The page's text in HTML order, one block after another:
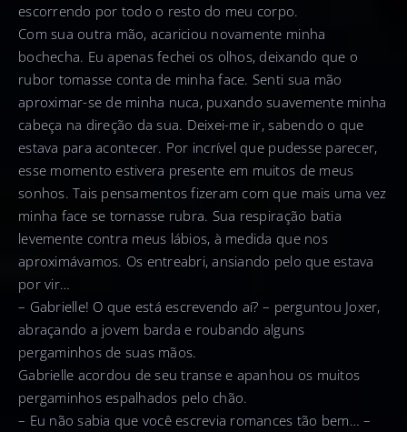
escorrendo por todo o resto do meu corpo.
Com sua outra mão, acariciou novamente minha
bochecha. Eu apenas fechei os olhos, deixando que o
rubor tomasse conta de minha face. Senti sua mão
aproximar-se de minha nuca, puxando suavemente minha
cabeça na direção da sua. Deixei-me ir, sabendo o que
estava para acontecer. Por incrível que pudesse parecer,
esse momento estivera presente em muitos de meus
sonhos. Tais pensamentos fizeram com que mais uma vez
minha face se tornasse rubra. Sua respiração batia
levemente contra meus lábios, à medida que nos
aproximávamos. Os entreabri, ansiando pelo que estava
por vir…
– Gabrielle! O que está escrevendo aí? – perguntou Joxer,
abraçando a jovem barda e roubando alguns
pergaminhos de suas mãos.
Gabrielle acordou de seu transe e apanhou os muitos
pergaminhos espalhados pelo chão.
– Eu não sabia que você escrevia romances tão bem… –